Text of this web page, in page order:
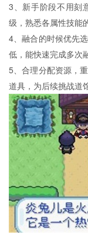
3、新手阶段不用刻
级，熟悉各属性技能
4、融合的时候优先
低，能快速完成多次
5、合理分配资源，
道具，为后续挑战道